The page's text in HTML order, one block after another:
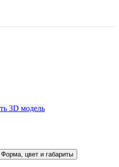
3D модель
Форма, цвет и габариты